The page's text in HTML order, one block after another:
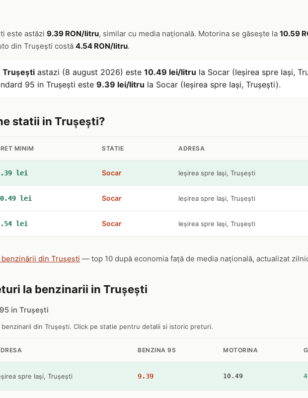
este astăzi 9.39 RON/litru, similar cu media națională. Motorina se găsește la 10.59
din Trușești costă 4.54 RON/litru.
Trușești astazi (8 august 2026) este 10.49 lei/litru la Socar (Ieșirea spre Iași,
95 in Trușești este 9.39 lei/litru la Socar (Ieșirea spre Iași, Trușești).
statii in Trușești?
MINIM STATIE ADRESA
lei Socar Ieșirea spre Iași, Trușești
lei Socar Ieșirea spre Iași, Trușești
lei Socar Ieșirea spre Iași, Trușești
din Trușești — top 10 după economia față de media națională, actualizat
la benzinarii in Trușești
in Trușești
din Trușești. Click pe statie pentru detalii si istoric preturi.
BENZINA 95 MOTORINA
spre Iași, Trușești 9.39 10.49